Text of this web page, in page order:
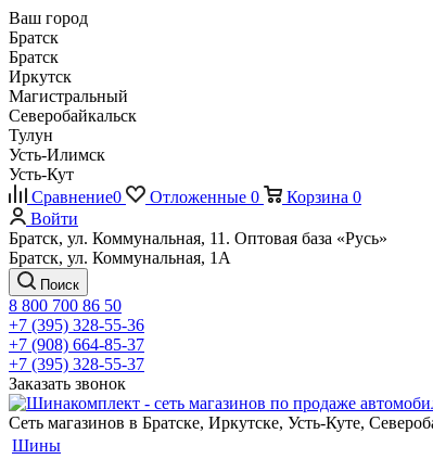
Ваш город
Братск
Братск
Иркутск
Магистральный
Северобайкальск
Тулун
Усть-Илимск
Усть-Кут
Сравнение0 Отложенные 0 Корзина 0
Войти
Братск, ул. Коммунальная, 11. Оптовая база «Русь»
Братск, ул. Коммунальная, 1А
Поиск
8 800 700 86 50
+7 (395) 328-55-36
+7 (908) 664-85-37
+7 (395) 328-55-37
Заказать звонок
Сеть магазинов в Братске, Иркутске, Усть-Куте,
Шины